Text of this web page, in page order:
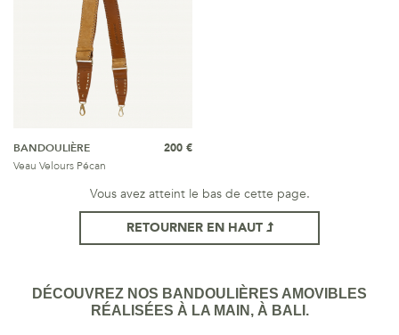
BANDOULIÈRE
Veau Velours Pécan
200 €
Vous avez atteint le bas de cette page.
RETOURNER EN HAUT
DÉCOUVREZ NOS BANDOULIÈRES AMOVIBLES
RÉALISÉES À LA MAIN, À BALI.